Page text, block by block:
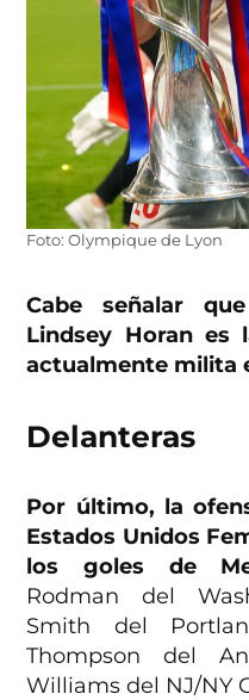
Foto: Olympique de Lyon
Cabe señalar
Lindsey Horan es
actualmente milita
Delanteras
Por último, la
Estados Unidos
los goles de
Rodman del
Smith del
Thompson del
Williams del NJ/NY